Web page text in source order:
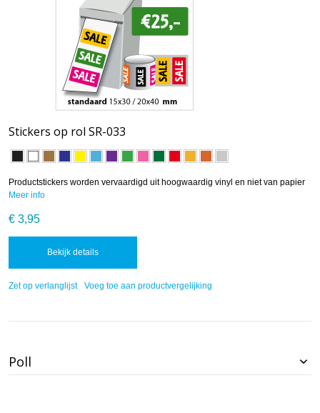
Stickers op rol SR-033
Productstickers worden vervaardigd uit hoogwaardig vinyl en niet van papier
Meer info
€ 3,95
Bekijk details
Zet op verlanglijst Voeg toe aan productvergelijking
Poll